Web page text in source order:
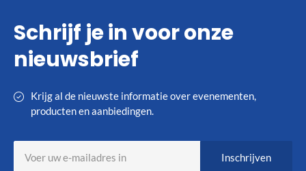
Schrijf je in voor onze
nieuwsbrief
Krijg al de nieuwste informatie over evenementen,
producten en aanbiedingen.
Inschrijven